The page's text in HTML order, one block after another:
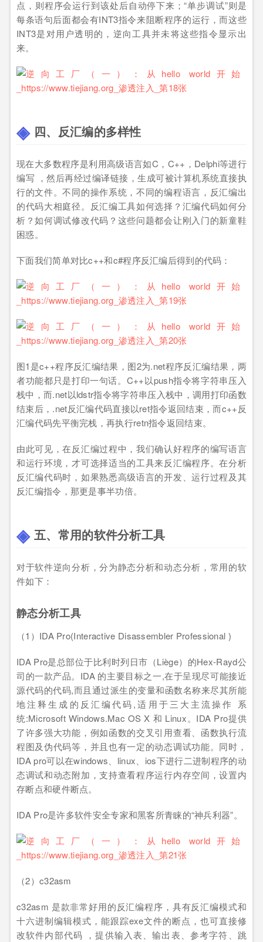
点，则程序会运行到该处后自动停下来；“单步调试”则是
每条语句后面都会有INT3指令来阻断程序的运行，而这些
INT3是对用户透明的，逆向工具并未将这些指令显示出
来。
四、反汇编的多样性
现在大多数程序是利用高级语言如C，C++，Delphi等进行
编写 ，然后再经过编译链接，生成可被计算机系统直接执
行的文件。不同的操作系统，不同的编程语言，反汇编出
的代码大相庭径。反汇编工具如何选择？汇编代码如何分
析？如何调试修改代码？这些问题都会让刚入门的新童鞋
困惑。
下面我们简单对比c++和c#程序反汇编后得到的代码：
图1是c++程序反汇编结果，图2为.net程序反汇编结果，两
者功能都只是打印一句话。C++以push指令将字符串压入
栈中，而.net以ldstr指令将字符串压入栈中，调用打印函数
结束后，.net反汇编代码直接以ret指令返回结束，而c++反
汇编代码先平衡完栈，再执行retn指令返回结束。
由此可见，在反汇编过程中，我们确认好程序的编写语言
和运行环境，才可选择适当的工具来反汇编程序。在分析
反汇编代码时，如果熟悉高级语言的开发、运行过程及其
反汇编指令，那更是事半功倍。
五、常用的软件分析工具
对于软件逆向分析，分为静态分析和动态分析，常用的软
件如下：
静态分析工具
（1）IDA Pro(Interactive Disassembler Professional )
IDA Pro是总部位于比利时列日市（Liège）的Hex-Rayd公
司的一款产品。IDA 的主要目标之一,在于呈现尽可能接近
源代码的代码,而且通过派生的变量和函数名称来尽其所能
地注释生成的反汇编代码,适用于三大主流操作 系
统:Microsoft Windows.Mac OS X 和 Linux。IDA Pro提供
了许多强大功能，例如函数的交叉引用查看、函数执行流
程图及伪代码等，并且也有一定的动态调试功能。同时，
IDA pro可以在windows、linux、ios下进行二进制程序的动
态调试和动态附加，支持查看程序运行内存空间，设置内
存断点和硬件断点。
IDA Pro是许多软件安全专家和黑客所青睐的“神兵利器”。
（2）c32asm
c32asm 是款非常好用的反汇编程序，具有反汇编模式和
十六进制编辑模式，能跟踪exe文件的断点，也可直接修
改软件内部代码 ，提供输入表、输出表、参考字符、跳